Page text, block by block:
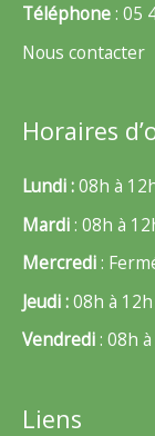
Téléphone: 05
Nous contacter
Horaires
Lundi :08h à
Mardi: 08h à
Mercredi:
Jeudi :08h à
Vendredi: 08h
Liens